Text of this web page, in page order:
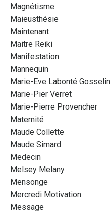
Magnétisme
Maieusthésie
Maintenant
Maitre Reiki
Manifestation
Mannequin
Marie-Eve Labonté Gosselin
Marie-Pier Verret
Marie-Pierre Provencher
Maternité
Maude Collette
Maude Simard
Medecin
Melsey Melany
Mensonge
Mercredi Motivation
Message